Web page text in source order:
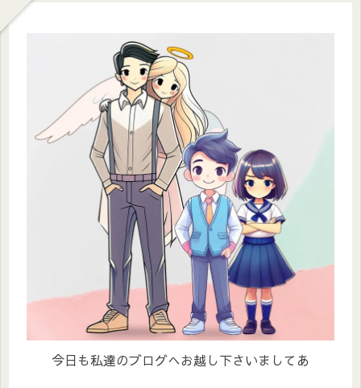
今日も私達のブログへお越し下さいましてあ